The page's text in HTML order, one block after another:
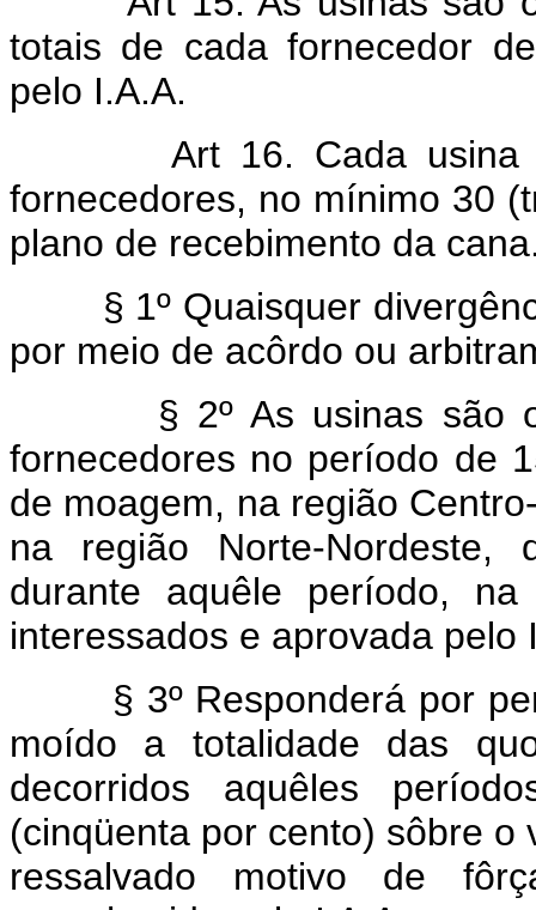
totais de cada fornecedor
pelo I.A.A.
Art 16. Cada
fornecedores, no mínimo 30
plano de recebimento da
§ 1º Quaisquer
por meio de acôrdo ou
§ 2º As usinas são
fornecedores no período de
de moagem, na região
na região Norte-Nordeste,
durante aquêle período,
interessados e aprovada pelo
§ 3º Responderá por
moído a totalidade das
decorridos aquêles
(cinqüenta por cento) sôbre o
ressalvado motivo de